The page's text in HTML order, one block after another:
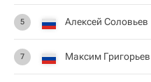
5 Алексей Соловьев
7 Максим Григорьев